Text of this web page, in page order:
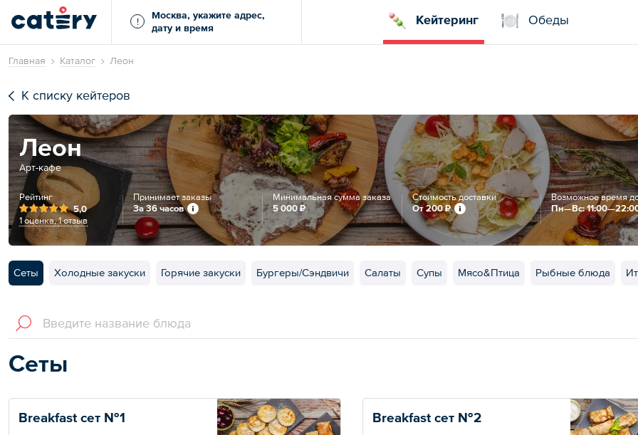
!
Москва, укажите адрес,
дату и время
Кейтеринг Обеды
Главная Каталог Леон
К списку кейтеров
Леон
Арт-кафе
Рейтинг
5,0
1 оценка,1 отзыв
Принимает заказы
За 36 часов
Минимальная сумма заказа
5 000 ₽
Стоимость доставки
От 200 ₽
Возможное время
Пн—Вс:
Сеты Холодные закуски Горячие закуски Бургеры/Сэндвичи Салаты Супы Мясо&Птица Рыбные блюда
Сеты
Breakfast сет №1 Breakfast сет №2